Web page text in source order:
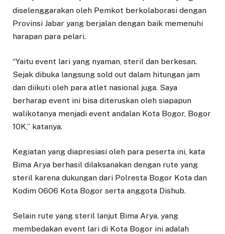
diselenggarakan oleh Pemkot berkolaborasi dengan
Provinsi Jabar yang berjalan dengan baik memenuhi
harapan para pelari.
“Yaitu event lari yang nyaman, steril dan berkesan.
Sejak dibuka langsung sold out dalam hitungan jam
dan diikuti oleh para atlet nasional juga. Saya
berharap event ini bisa diteruskan oleh siapapun
walikotanya menjadi event andalan Kota Bogor, Bogor
10K,” katanya.
Kegiatan yang diapresiasi oleh para peserta ini, kata
Bima Arya berhasil dilaksanakan dengan rute yang
steril karena dukungan dari Polresta Bogor Kota dan
Kodim 0606 Kota Bogor serta anggota Dishub.
Selain rute yang steril lanjut Bima Arya, yang
membedakan event lari di Kota Bogor ini adalah